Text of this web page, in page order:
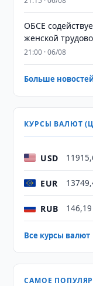
ОБСЕ
женской
21:00 · 06/08
Больше
КУРСЫ ВАЛЮТ
USD
EUR
RUB
Все курсы валют
САМОЕ